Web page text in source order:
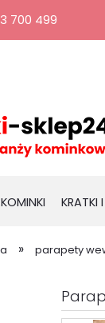
KRATKI
» parapety
700 499